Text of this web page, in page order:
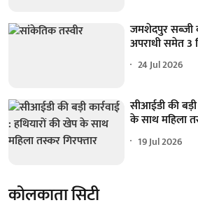
जमशेदपुर सब्जी
अपराधी समेत 3
24 Jul 2026
सीआईडी की बड़ी
के साथ महिला
19 Jul 2026
कोलकाता सिटी